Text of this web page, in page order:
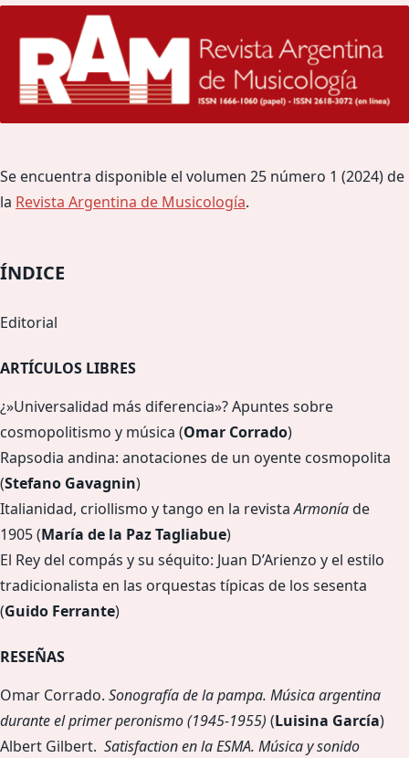
Se encuentra disponible el volumen 25 número 1 (2024) de
la Revista Argentina de Musicología.
ÍNDICE
Editorial
ARTÍCULOS LIBRES
¿»Universalidad más diferencia»? Apuntes sobre
cosmopolitismo y música (Omar Corrado)
Rapsodia andina: anotaciones de un oyente cosmopolita
(Stefano Gavagnin)
Italianidad, criollismo y tango en la revistaArmoníade
1905 (María de la Paz Tagliabue)
El Rey del compás y su séquito: Juan D’Arienzo y el estilo
tradicionalista en las orquestas típicas de los sesenta
(Guido Ferrante)
RESEÑAS
Omar Corrado. Sonografía de la pampa. Música argentina
durante el primer peronismo (1945-1955) (Luisina García)
Albert Gilbert. Satisfaction en la ESMA. Música y sonido